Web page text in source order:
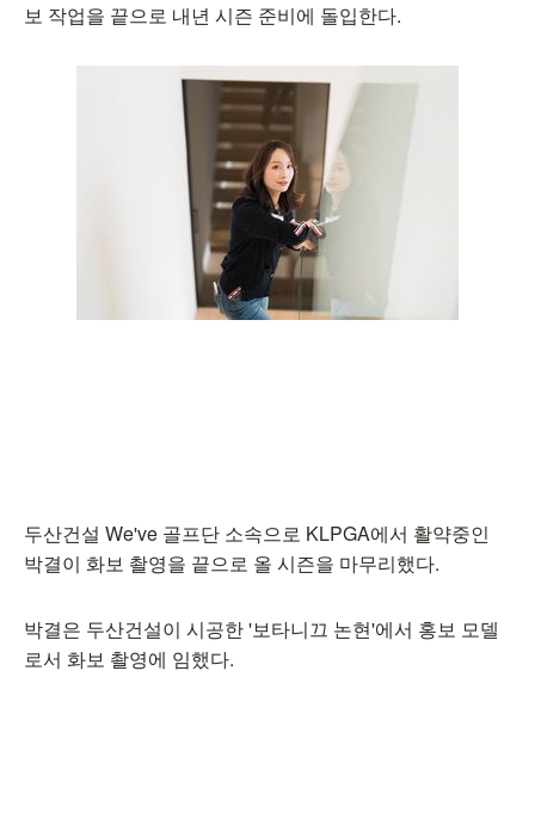
보 작업을 끝으로 내년 시즌 준비에 돌입한다.
두산건설 We've 골프단 소속으로 KLPGA에서 활약중인
박결이 화보 촬영을 끝으로 올 시즌을 마무리했다.
박결은 두산건설이 시공한 '보타니끄 논현'에서 홍보 모델
로서 화보 촬영에 임했다.